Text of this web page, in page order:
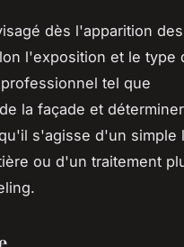
dès l'apparition
l'exposition et le type
tel que
la façade et
s'agisse d'un simple
ou d'un traitement